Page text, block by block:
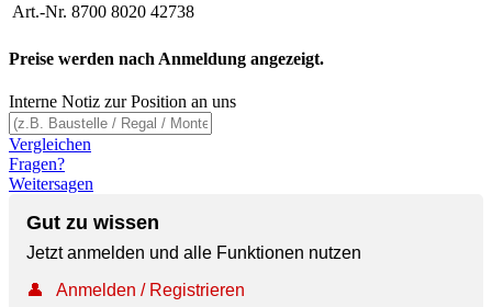
Art.-Nr. 8700 8020 42738
Preise werden nach Anmeldung angezeigt.
Interne Notiz zur Position an uns
Vergleichen
Fragen?
Weitersagen
Gut zu wissen
Jetzt anmelden und alle Funktionen nutzen
👤
Anmelden / Registrieren